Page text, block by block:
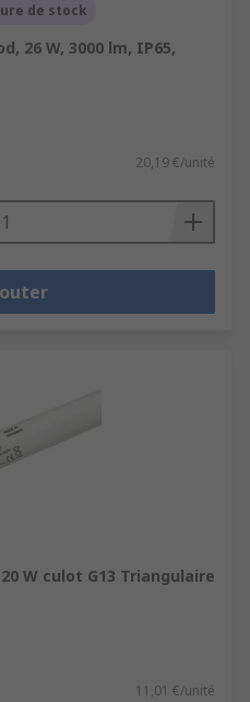
de stock
26 W, 3000 lm, IP65,
20,19 €/unité
W culot G13 Triangulaire
11,01 €/unité